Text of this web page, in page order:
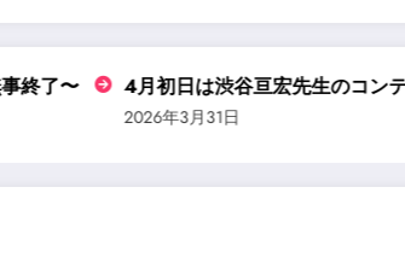
4月初日は渋谷亘宏先生のコンテWS！